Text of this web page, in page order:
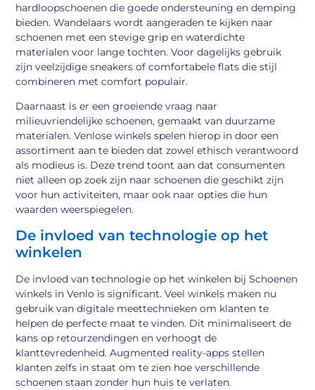
hardloopschoenen die goede ondersteuning en demping
bieden. Wandelaars wordt aangeraden te kijken naar
schoenen met een stevige grip en waterdichte
materialen voor lange tochten. Voor dagelijks gebruik
zijn veelzijdige sneakers of comfortabele flats die stijl
combineren met comfort populair.
Daarnaast is er een groeiende vraag naar
milieuvriendelijke schoenen, gemaakt van duurzame
materialen. Venlose winkels spelen hierop in door een
assortiment aan te bieden dat zowel ethisch verantwoord
als modieus is. Deze trend toont aan dat consumenten
niet alleen op zoek zijn naar schoenen die geschikt zijn
voor hun activiteiten, maar ook naar opties die hun
waarden weerspiegelen.
De invloed van technologie op het
winkelen
De invloed van technologie op het winkelen bij Schoenen
winkels in Venlo is significant. Veel winkels maken nu
gebruik van digitale meettechnieken om klanten te
helpen de perfecte maat te vinden. Dit minimaliseert de
kans op retourzendingen en verhoogt de
klanttevredenheid. Augmented reality-apps stellen
klanten zelfs in staat om te zien hoe verschillende
schoenen staan zonder hun huis te verlaten.